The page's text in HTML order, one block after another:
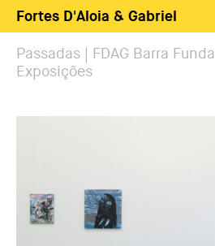
Fortes D'Aloia & Gabriel
Artistas
Exposições
Sobre
Busca
Passadas | FDAG Barra Funda
Exposições